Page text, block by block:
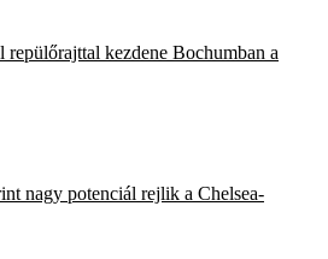
kezdene Bochumban a
nagy potenciál rejlik a Chelsea-